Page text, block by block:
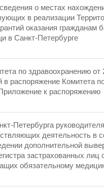
о местах
в реализации
оказания гражданам
в Санкт-Петербурге
по здравоохранению
в распоряжение Комитета
к распоряжению
Петербурга
деятельность
дополнительной
застрахованных
обязательному